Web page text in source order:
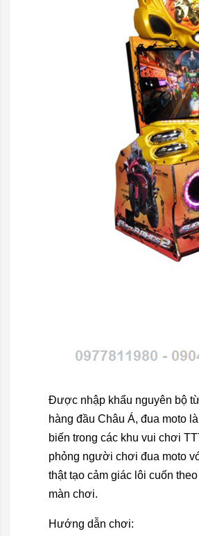
Được nhập khẩu nguyên bộ
hàng đầu Châu Á, đua moto
biến trong các khu vui chơi
phỏng người chơi đua moto
thật tạo cảm giác lôi cuốn
màn chơi.
Hướng dẫn chơi: